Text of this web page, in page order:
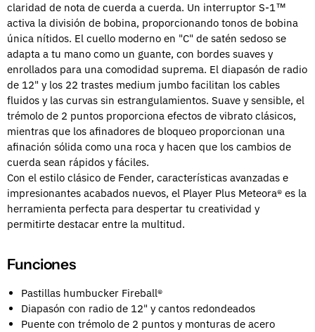
claridad de nota de cuerda a cuerda. Un interruptor S-1™
activa la división de bobina, proporcionando tonos de bobina
única nítidos. El cuello moderno en "C" de satén sedoso se
adapta a tu mano como un guante, con bordes suaves y
enrollados para una comodidad suprema. El diapasón de radio
de 12" y los 22 trastes medium jumbo facilitan los cables
fluidos y las curvas sin estrangulamientos. Suave y sensible, el
trémolo de 2 puntos proporciona efectos de vibrato clásicos,
mientras que los afinadores de bloqueo proporcionan una
afinación sólida como una roca y hacen que los cambios de
cuerda sean rápidos y fáciles.
Con el estilo clásico de Fender, características avanzadas e
impresionantes acabados nuevos, el Player Plus Meteora® es la
herramienta perfecta para despertar tu creatividad y
permitirte destacar entre la multitud.
Funciones
Pastillas humbucker Fireball®
Diapasón con radio de 12" y cantos redondeados
Puente con trémolo de 2 puntos y monturas de acero